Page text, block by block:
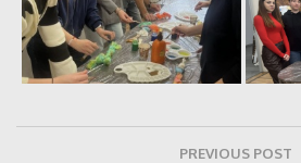
PREVIOUS POST